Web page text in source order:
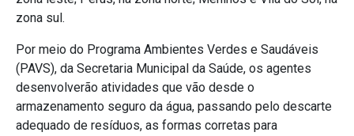
zona sul.
Por meio do Programa Ambientes Verdes e Saudáveis
(PAVS), da Secretaria Municipal da Saúde, os agentes
desenvolverão atividades que vão desde o
armazenamento seguro da água, passando pelo descarte
adequado de resíduos, as formas corretas para